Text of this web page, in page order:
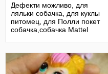
Дефекти можливо, для
ляльки собачка, для куклы
питомец, для Полли покет
собачка,собачка Mattel